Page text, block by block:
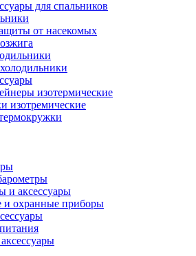
для спальников
от насекомых
изотермические
изотремические
и аксессуары
и охранные приборы